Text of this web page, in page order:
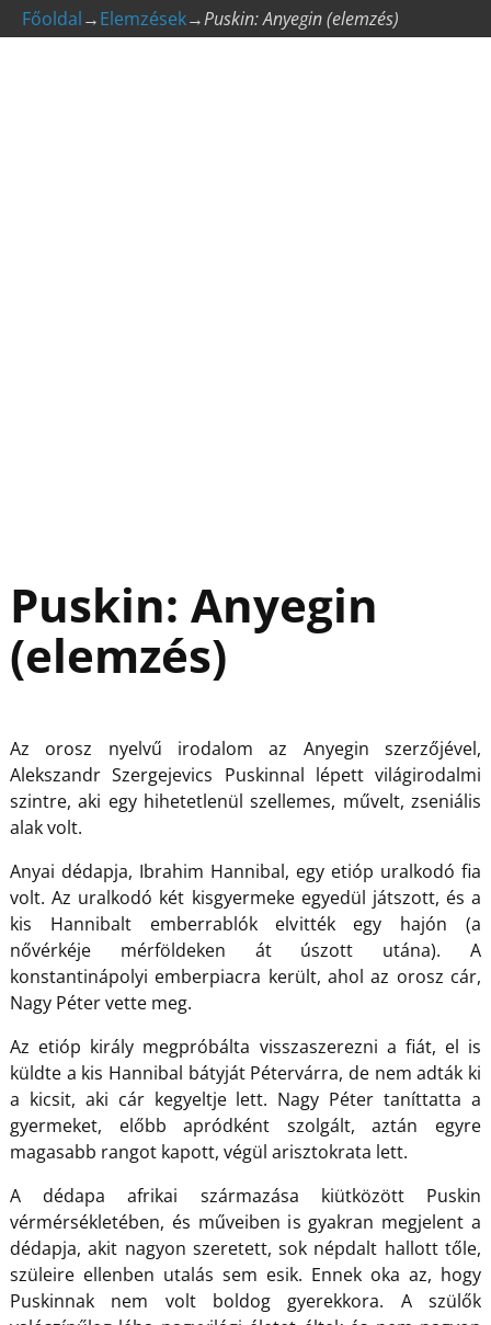
Főoldal→Elemzések→Puskin: Anyegin (elemzés)
Puskin: Anyegin
(elemzés)
Az orosz nyelvű irodalom az Anyegin szerzőjével,
Alekszandr Szergejevics Puskinnal lépett világirodalmi
szintre, aki egy hihetetlenül szellemes, művelt, zseniális
alak volt.
Anyai dédapja, Ibrahim Hannibal, egy etióp uralkodó fia
volt. Az uralkodó két kisgyermeke egyedül játszott, és a
kis Hannibalt emberrablók elvitték egy hajón (a
nővérkéje mérföldeken át úszott utána). A
konstantinápolyi emberpiacra került, ahol az orosz cár,
Nagy Péter vette meg.
Az etióp király megpróbálta visszaszerezni a fiát, el is
küldte a kis Hannibal bátyját Pétervárra, de nem adták ki
a kicsit, aki cár kegyeltje lett. Nagy Péter taníttatta a
gyermeket, előbb apródként szolgált, aztán egyre
magasabb rangot kapott, végül arisztokrata lett.
A dédapa afrikai származása kiütközött Puskin
vérmérsékletében, és műveiben is gyakran megjelent a
dédapja, akit nagyon szeretett, sok népdalt hallott tőle,
szüleire ellenben utalás sem esik. Ennek oka az, hogy
Puskinnak nem volt boldog gyerekkora. A szülők